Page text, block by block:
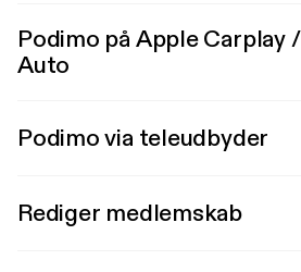
Podimo på Apple Carplay
Auto
Podimo via teleudbyder
Rediger medlemskab